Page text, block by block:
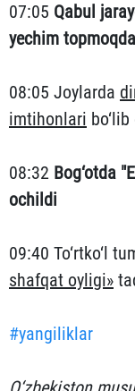
07:05 Qabul
yechim topmoqda
08:05 Joylarda
imtihonlari
08:32 Bog‘otda
ochildi
09:40 To‘rtko‘l
shafqat oyligi»
#yangiliklar